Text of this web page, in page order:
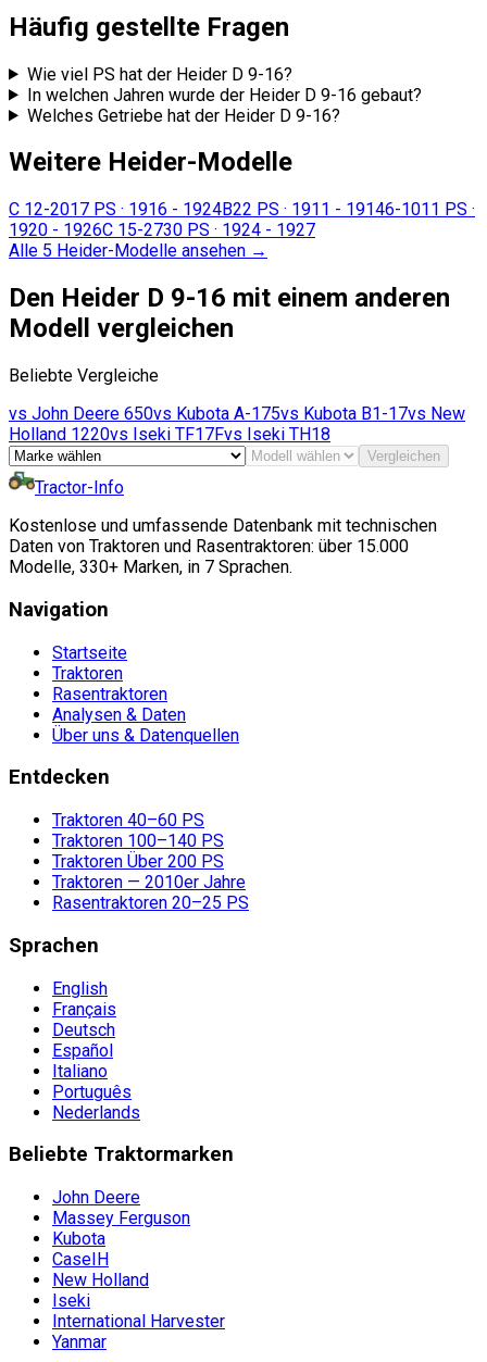
Häufig gestellte Fragen
Wie viel PS hat der Heider D 9-16?
In welchen Jahren wurde der Heider D 9-16 gebaut?
Welches Getriebe hat der Heider D 9-16?
Weitere Heider-Modelle
C 12-2017 PS · 1916 - 1924B22 PS · 1911 - 19146-1011 PS ·
1920 - 1926C 15-2730 PS · 1924 - 1927
Alle 5 Heider-Modelle ansehen →
Den Heider D 9-16 mit einem anderen
Modell vergleichen
Beliebte Vergleiche
vs John Deere 650vs Kubota A-175vs Kubota B1-17vs New
Holland 1220vs Iseki TF17Fvs Iseki TH18
Vergleichen
Tractor-Info
Kostenlose und umfassende Datenbank mit technischen
Daten von Traktoren und Rasentraktoren: über 15.000
Modelle, 330+ Marken, in 7 Sprachen.
Navigation
Startseite
Traktoren
Rasentraktoren
Analysen & Daten
Über uns & Datenquellen
Entdecken
Traktoren 40–60 PS
Traktoren 100–140 PS
Traktoren Über 200 PS
Traktoren — 2010er Jahre
Rasentraktoren 20–25 PS
Sprachen
English
Français
Deutsch
Español
Italiano
Português
Nederlands
Beliebte Traktormarken
John Deere
Massey Ferguson
Kubota
CaseIH
New Holland
Iseki
International Harvester
Yanmar